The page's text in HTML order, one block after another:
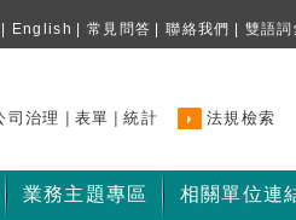
English 常見問答 聯絡我們 雙語詞
司治理 | 表單 |統計 法規檢索
業務主題專區 相關單位連